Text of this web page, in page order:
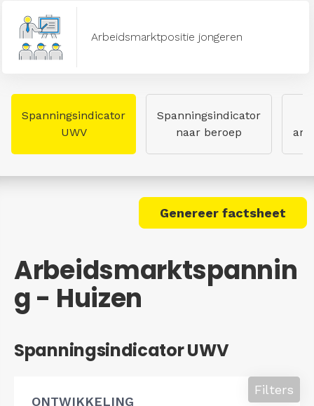
Arbeidsmarktpositie jongeren
Spanningsindicator
UWV
Spanningsindicator
naar beroep
Genereer factsheet
Arbeidsmarktspannin
g - Huizen
Spanningsindicator UWV
ONTWIKKELING
Filters